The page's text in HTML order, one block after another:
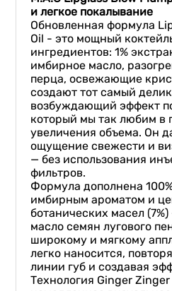
и легкое покалывание
Обновленная формула
Oil - это мощный
ингредиентов: 1%
имбирное масло,
перца, освежающие
создают тот самый
возбуждающий эффект
который мы так любим в
увеличения объема. Он
ощущение свежести и
— без использования
фильтров.
Формула дополнена
имбирным ароматом и
ботанических масел
масло семян лугового
широкому и мягкому
легко наносится,
линии губ и создавая
Технология Ginger